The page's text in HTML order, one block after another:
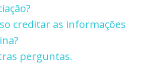
creditar as informações
perguntas.